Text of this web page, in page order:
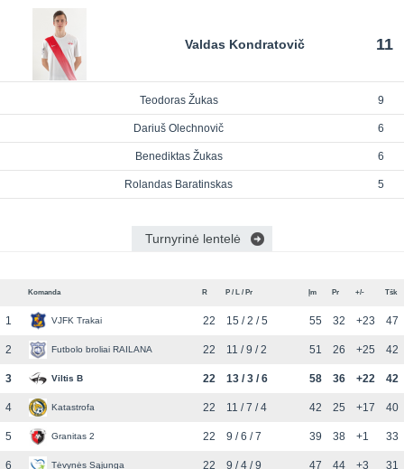
Valdas Kondratovič 11
Teodoras Žukas 9
Dariuš Olechnovič 6
Benediktas Žukas 6
Rolandas Baratinskas 5
Turnyrinė lentelė
Komanda R P / L / Pr Įm Pr +/- Tšk
1 VJFK Trakai 22 15 / 2 / 5 55 32 +23 47
2 Futbolo broliai RAILANA 22 11 / 9 / 2 51 26 +25 42
3 Viltis B 22 13 / 3 / 6 58 36 +22 42
4 Katastrofa 22 11 / 7 / 4 42 25 +17 40
5 Granitas 2 22 9 / 6 / 7 39 38 +1 33
6 Tėvynės Sąjunga 22 9 / 4 / 9 47 44 +3 31